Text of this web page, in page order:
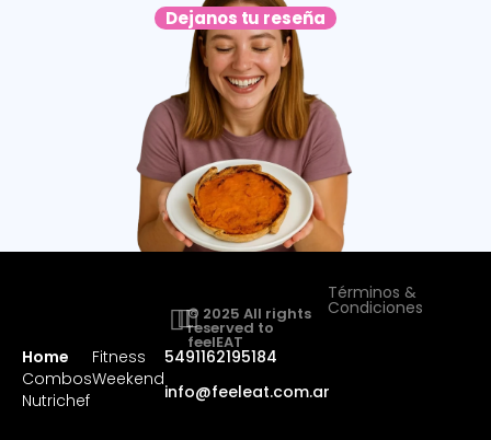
Dejanos tu reseña
© 2025 All rights
reserved to
feelEAT
Términos &
Condiciones
Home
Combos
Nutrichef
Fitness
Weekend
5491162195184
info@feeleat.com.ar